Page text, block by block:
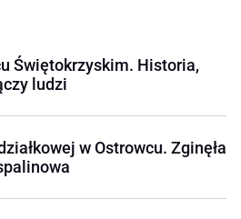
Świętokrzyskim. Historia,
ludzi
w Ostrowcu. Zginęła